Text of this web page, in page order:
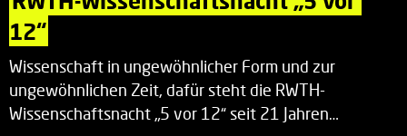
12“
Wissenschaft in ungewöhnlicher Form und zur
ungewöhnlichen Zeit, dafür steht die RWTH-
Wissenschaftsnacht „5 vor 12“ seit 21 Jahren…